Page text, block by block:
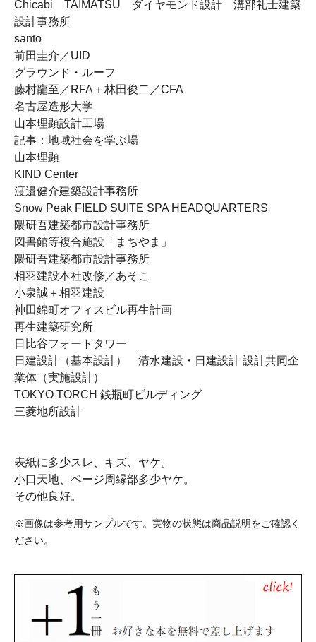
Chicabi TAIMATSU ダイヤモンド設計 溝部礼士建築
設計事務所
santo
前田圭介／UID
グラウンド・ルーフ
藤村龍至／RFA＋林田俊二／CFA
名古屋造形大学
山本理顕設計工場
記事：地域社会を学ぶ場
山本理顕
KIND Center
渡邉健介建築設計事務所
Snow Peak FIELD SUITE SPA HEADQUARTERS
隈研吾建築都市設計事務所
図書館等複合施設「まちやま」
隈研吾建築都市設計事務所
相羽建設本社改修／あそこ
小泉誠＋相羽建設
神田錦町オフィスビル再生計画
再生建築研究所
日比谷フォートタワー
日建設計（基本設計） 清水建設・日建設計 設計共同企
業体（実施設計）
TOKYO TORCH 銭瓶町ビルディング
三菱地所設計
表紙に多少スレ、キズ、ヤケ。
小口天地、ページ周縁部多少ヤケ。
その他良好。
※画像は参考用サンプルです。実物の状態は商品説明をご確認く
ださい。